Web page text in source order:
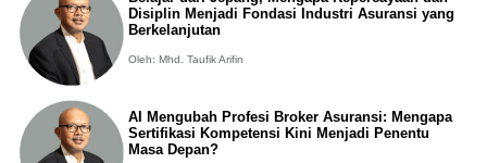
Disiplin Menjadi Fondasi Industri Asuransi yang
Berkelanjutan
Oleh: Mhd. Taufik Arifin
AI Mengubah Profesi Broker Asuransi: Mengapa
Sertifikasi Kompetensi Kini Menjadi Penentu
Masa Depan?